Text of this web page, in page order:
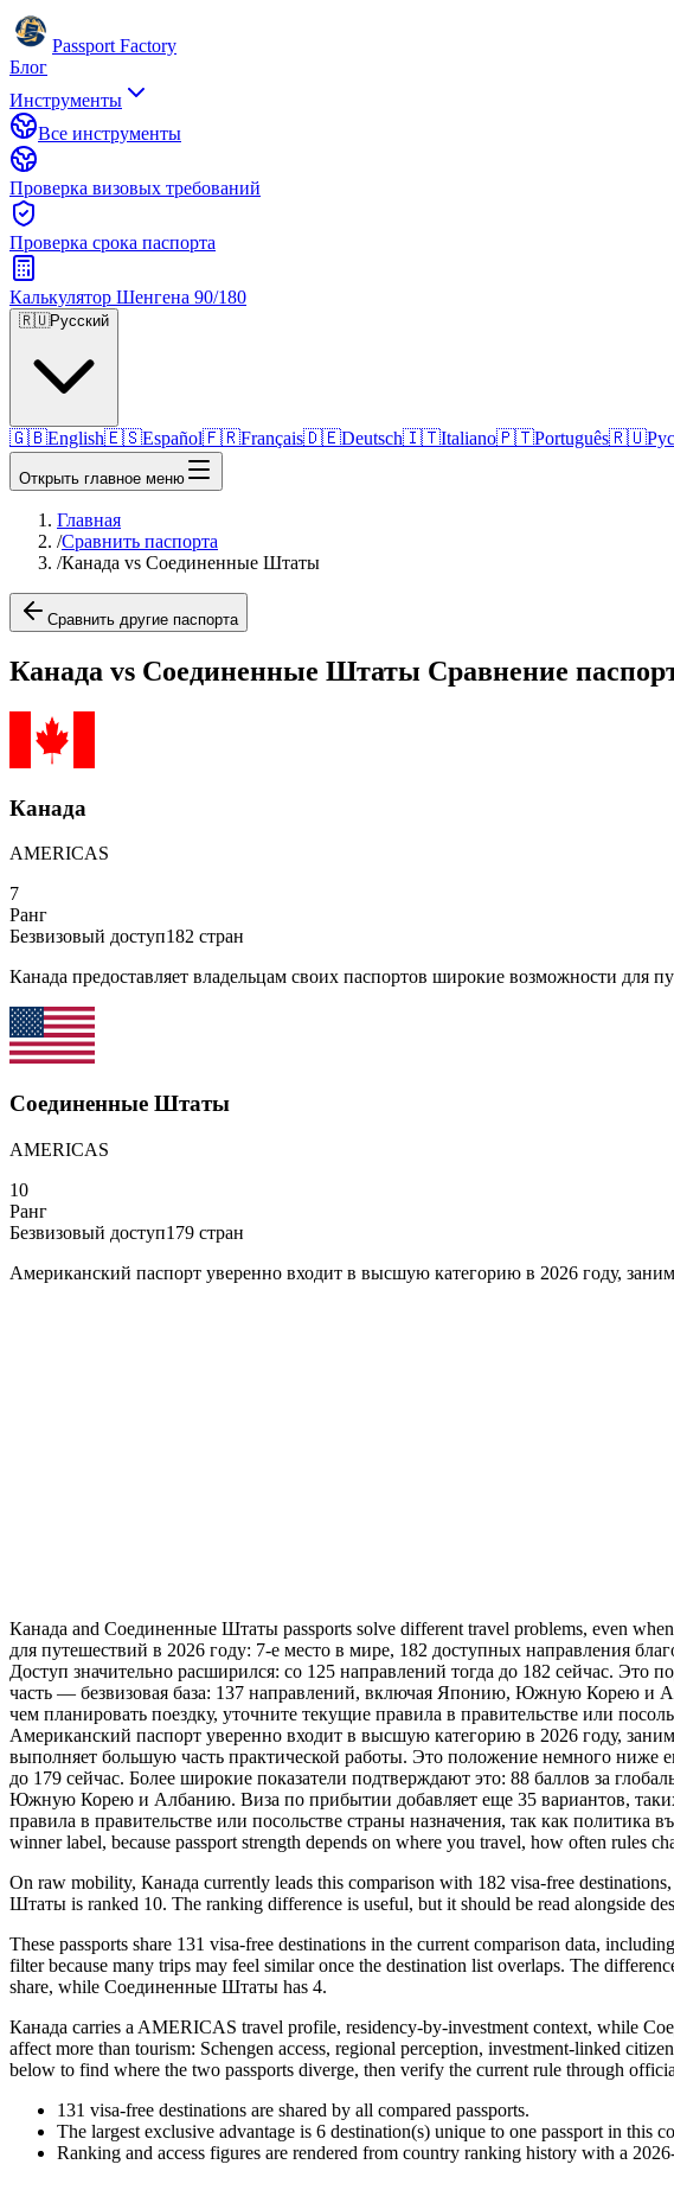
Passport Factory
Блог
Инструменты
Все инструменты
Проверка визовых требований
Проверка срока паспорта
Калькулятор Шенгена 90/180
🇷🇺Русский
🇬🇧English🇪🇸Español🇫🇷Français🇩🇪Deutsch🇮🇹Italiano🇵🇹Português🇷🇺
Открыть главное меню
Главная
/Сравнить паспорта
/Канада vs Соединенные Штаты
Сравнить другие паспорта
Канада vs Соединенные Штаты Сравнение
Канада
AMERICAS
7
Ранг
Безвизовый доступ182 стран
Канада предоставляет владельцам своих паспортов широкие возможности
Соединенные Штаты
AMERICAS
10
Ранг
Безвизовый доступ179 стран
Американский паспорт уверенно входит в высшую категорию в 2026 году,
Канада and Соединенные Штаты passports solve different travel problems, even
для путешествий в 2026 году: 7-е место в мире, 182 доступных направления
Доступ значительно расширился: со 125 направлений тогда до 182 сейчас. Это
часть — безвизовая база: 137 направлений, включая Японию, Южную Корею и
чем планировать поездку, уточните текущие правила в правительстве или
Американский паспорт уверенно входит в высшую категорию в 2026 году,
выполняет большую часть практической работы. Это положение немного ниже
до 179 сейчас. Более широкие показатели подтверждают это: 88 баллов за
Южную Корею и Албанию. Виза по прибытии добавляет еще 35 вариантов,
правила в правительстве или посольстве страны назначения, так как политика
winner label, because passport strength depends on where you travel, how often rules
On raw mobility, Канада currently leads this comparison with 182 visa-free
Штаты is ranked 10. The ranking difference is useful, but it should be read alongside
These passports share 131 visa-free destinations in the current comparison data,
filter because many trips may feel similar once the destination list overlaps. The
share, while Соединенные Штаты has 4.
Канада carries a AMERICAS travel profile, residency-by-investment context, while
affect more than tourism: Schengen access, regional perception, investment-linked
below to find where the two passports diverge, then verify the current rule through
131 visa-free destinations are shared by all compared passports.
The largest exclusive advantage is 6 destination(s) unique to one passport in this
Ranking and access figures are rendered from country ranking history with a